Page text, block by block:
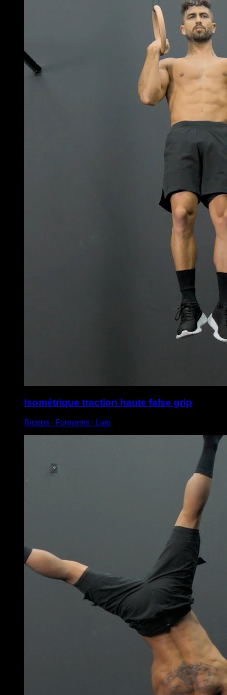
Isométrique traction haute false grip
Biceps ∙ Forearms ∙ Lats